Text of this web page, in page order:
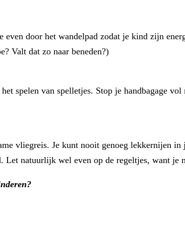
door het wandelpad zodat je kind zijn
Valt dat zo naar beneden?)
spelen van spelletjes. Stop je handbagage
vliegreis. Je kunt nooit genoeg lekkernijen
Let natuurlijk wel even op de regeltjes, want je